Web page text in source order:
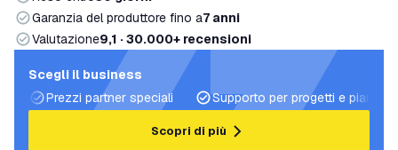
Garanzia del produttore fino a7 anni
Valutazione9,1 · 30.000+ recensioni
Scegli il business
Prezzi partner speciali
Supporto per progetti e piani di
Scopri di più